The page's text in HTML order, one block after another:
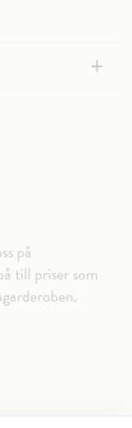
+
på
till priser som